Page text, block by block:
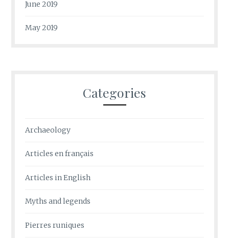
June 2019
May 2019
Categories
Archaeology
Articles en français
Articles in English
Myths and legends
Pierres runiques